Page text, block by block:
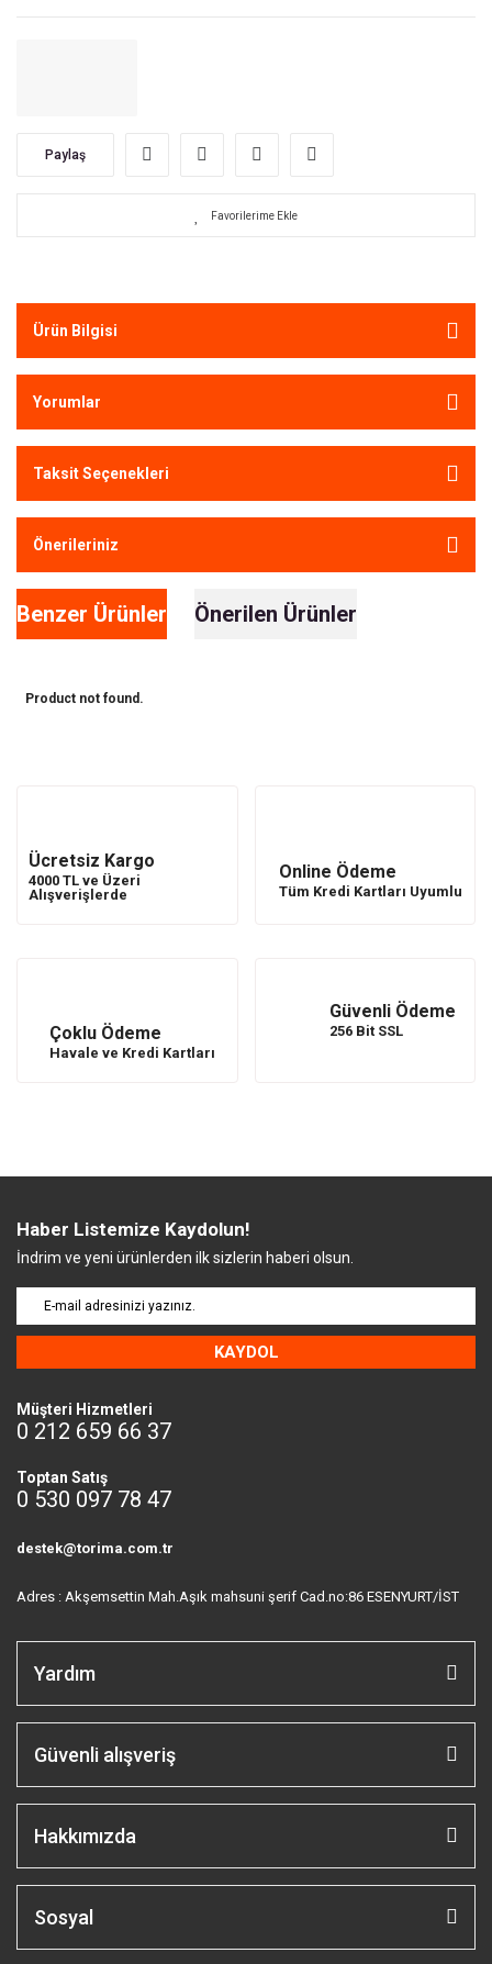
Paylaş
Ürün Bilgisi
Yorumlar
Taksit Seçenekleri
Önerileriniz
Benzer Ürünler Önerilen Ürünler
Product not found.
Ücretsiz Kargo
4000 TL ve Üzeri
Alışverişlerde
Online Ödeme
Tüm Kredi Kartları Uyumlu
Çoklu Ödeme
Havale ve Kredi Kartları
Güvenli Ödeme
256 Bit SSL
Haber Listemize Kaydolun!
İndrim ve yeni ürünlerden ilk sizlerin haberi olsun.
KAYDOL
Müşteri Hizmetleri
0 212 659 66 37
Toptan Satış
0 530 097 78 47
destek@torima.com.tr
Adres : Akşemsettin Mah.Aşık mahsuni şerif Cad.no:86 ESENYURT/İST
Yardım
Güvenli alışveriş
Hakkımızda
Sosyal